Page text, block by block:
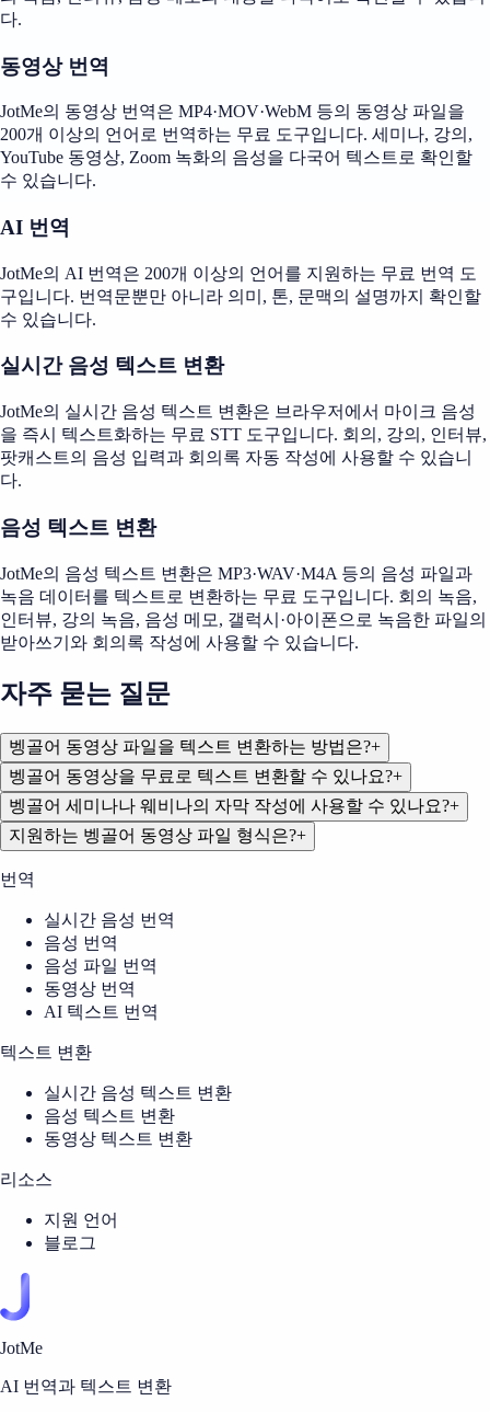
다.
동영상 번역
JotMe의 동영상 번역은 MP4·MOV·WebM 등의 동영상 파일을
200개 이상의 언어로 번역하는 무료 도구입니다. 세미나, 강의,
YouTube 동영상, Zoom 녹화의 음성을 다국어 텍스트로 확인할
수 있습니다.
AI 번역
JotMe의 AI 번역은 200개 이상의 언어를 지원하는 무료 번역 도
구입니다. 번역문뿐만 아니라 의미, 톤, 문맥의 설명까지 확인할
수 있습니다.
실시간 음성 텍스트 변환
JotMe의 실시간 음성 텍스트 변환은 브라우저에서 마이크 음성
을 즉시 텍스트화하는 무료 STT 도구입니다. 회의, 강의, 인터뷰,
팟캐스트의 음성 입력과 회의록 자동 작성에 사용할 수 있습니
다.
음성 텍스트 변환
JotMe의 음성 텍스트 변환은 MP3·WAV·M4A 등의 음성 파일과
녹음 데이터를 텍스트로 변환하는 무료 도구입니다. 회의 녹음,
인터뷰, 강의 녹음, 음성 메모, 갤럭시·아이폰으로 녹음한 파일의
받아쓰기와 회의록 작성에 사용할 수 있습니다.
자주 묻는 질문
벵골어 동영상 파일을 텍스트 변환하는 방법은?+
벵골어 동영상을 무료로 텍스트 변환할 수 있나요?+
벵골어 세미나나 웨비나의 자막 작성에 사용할 수 있나요?+
지원하는 벵골어 동영상 파일 형식은?+
번역
실시간 음성 번역
음성 번역
음성 파일 번역
동영상 번역
AI 텍스트 번역
텍스트 변환
실시간 음성 텍스트 변환
음성 텍스트 변환
동영상 텍스트 변환
리소스
지원 언어
블로그
JotMe
AI 번역과 텍스트 변환